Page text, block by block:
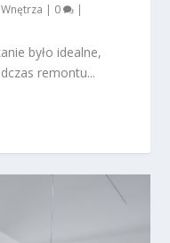
Wnętrza | 0 |
było idealne,
remontu...